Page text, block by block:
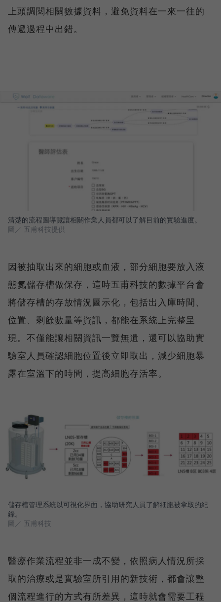
上頭調閱相關數據資料，避免資料在一來一往的
傳遞過程中出錯。
清楚的流程圖導覽讓相關作業人員都可以了解目前的實驗進度。
圖／ 五甫科技提供
因被抽取出來的細胞或血液，部分細胞要放入液
態氮儲存槽做保存，這時五甫科技的數據平台會
將儲存槽的存放情況圖示化，包括出入庫時間、
位置、剩餘數量等資訊，都能在系統上完整呈
現。不僅能讓相關資訊一覽無遺，還可以協助實
驗室人員確認細胞位置後立即取出，減少細胞暴
露在室溫下的時間，提高細胞存活率。
儲存槽管理系統以可視化界面，協助研究人員了解細胞被拿取的紀
錄。
圖／ 五甫科技
醫療作業流程並非一成不變，依照病人情況所採
取的治療或是實驗室所引用的新技術，都會讓整
個流程進行的方式有所差異，這時就會需要工程